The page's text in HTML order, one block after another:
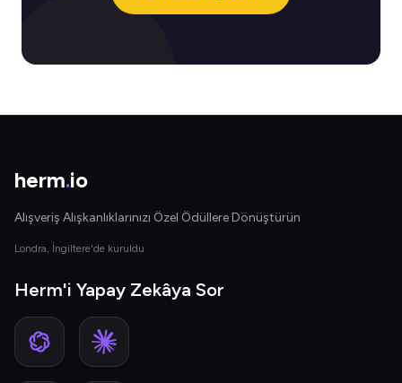
herm.io
Alışveriş Alışkanlıklarınızı Özel Ödüllere Dönüştürün
Londra, İngiltere'de kuruldu
Herm'i Yapay Zekâya Sor